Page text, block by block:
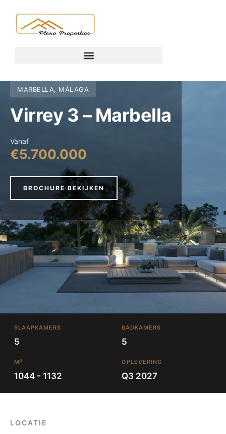
MARBELLA, MÁLAGA
Virrey 3 – Marbella
Vanaf
€5.700.000
BROCHURE BEKIJKEN
SLAAPKAMERS
5
BADKAMERS
5
M²
1044 - 1132
OPLEVERING
Q3 2027
LOCATIE